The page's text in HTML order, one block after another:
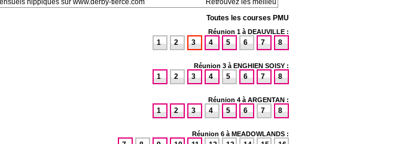
Toutes les courses PMU
Réunion 1 à DEAUVILLE :
8
7
6
5
4
3
2
1
Réunion 3 à ENGHIEN SOISY :
8
7
6
5
4
3
2
1
Réunion 4 à ARGENTAN :
8
7
6
5
4
3
2
1
Réunion 6 à MEADOWLANDS :